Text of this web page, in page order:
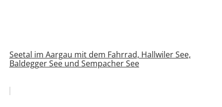
Seetal im Aargau mit dem Fahrrad, Hallwiler See,
Baldegger See und Sempacher See